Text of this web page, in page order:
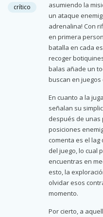
crítico
asumiendo la
un ataque
adrenalina! Con
en primera
batalla en cada
recoger
balas añade un
buscan en juegos
En cuanto a la
señalan su
después de unas
posiciones
comenta es el
del juego, lo cual
encuentras en
esto, la
olvidar esos
momento.
Por cierto, a